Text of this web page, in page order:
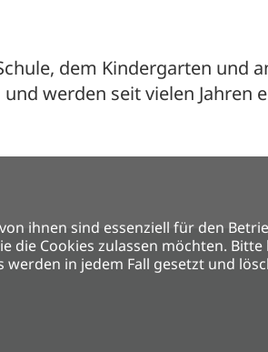
dem Kindergarten und
werden seit vielen
ihnen sind essenziell für den
die Cookies zulassen möchten.
in jedem Fall gesetzt und